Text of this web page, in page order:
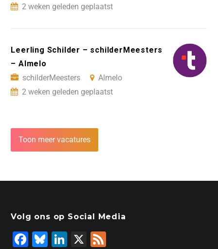
2 weken geleden geplaatst
Leerling Schilder – schilderMeesters
– Almelo
schilderMeesters
Almelo
2 weken geleden geplaatst
Toon meer vacatures
Volg ons op Social Media
F
Bl
Li
X